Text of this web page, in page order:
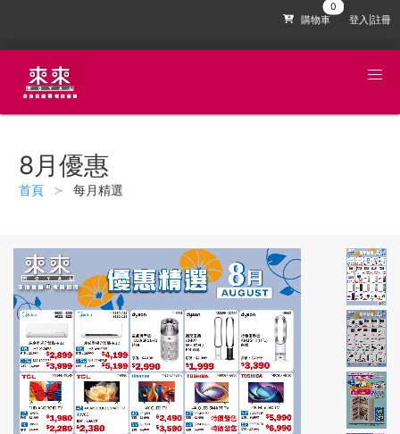
購物車 登入|註冊
8月優惠
首頁 每月精選